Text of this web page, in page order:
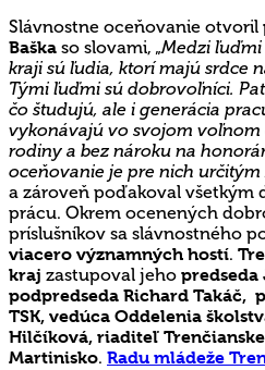
Slávnostne oceňovanie otvoril
Baška so slovami, „Medzi
kraji sú ľudia, ktorí majú srdce
Tými ľuďmi sú dobrovoľníci.
čo študujú, ale i generácia
vykonávajú vo svojom voľnom
rodiny a bez nároku na
oceňovanie je pre nich určitým
a zároveň poďakoval všetkým
prácu. Okrem ocenených
príslušníkov sa slávnostného
viacero významných hostí.
kraj zastupoval jeho predseda
podpredseda Richard Takáč,
TSK, vedúca Oddelenia
Hilčíková, riaditeľ
Martinisko. Radu mládeže